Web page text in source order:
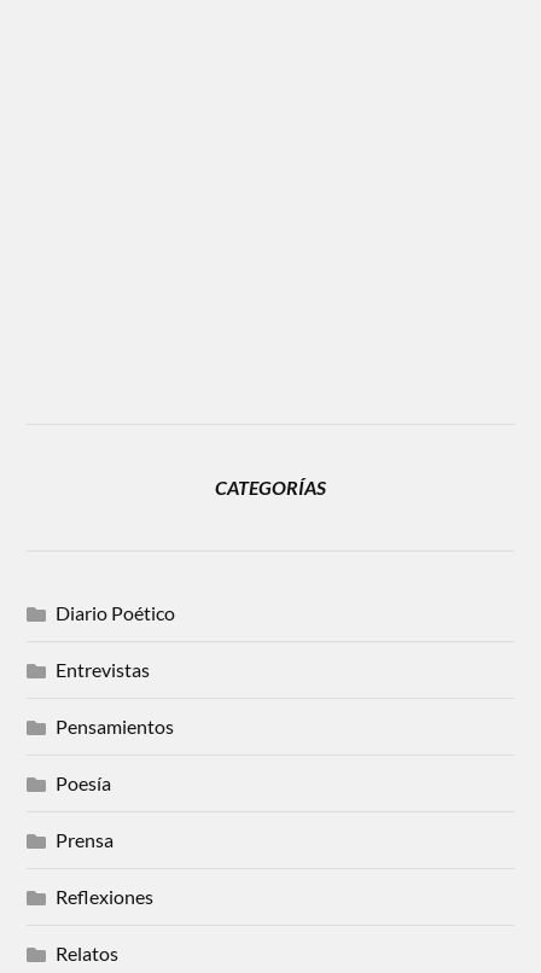
CATEGORÍAS
Diario Poético
Entrevistas
Pensamientos
Poesía
Prensa
Reflexiones
Relatos